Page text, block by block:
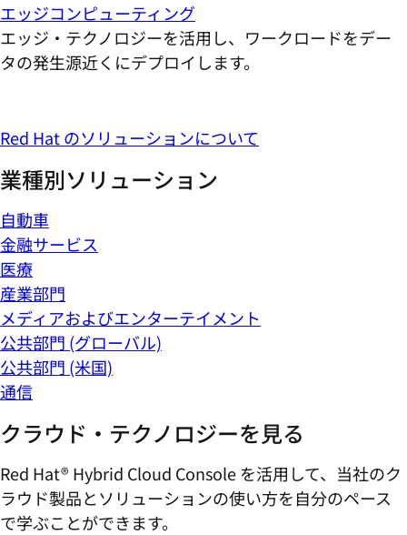
エッジコンピューティング
エッジ・テクノロジーを活用し、ワークロードをデー
タの発生源近くにデプロイします。
Red Hat のソリューションについて
業種別ソリューション
自動車
金融サービス
医療
産業部門
メディアおよびエンターテイメント
公共部門 (グローバル)
公共部門 (米国)
通信
クラウド・テクノロジーを見る
Red Hat® Hybrid Cloud Console を活用して、当社のク
ラウド製品とソリューションの使い方を自分のペース
で学ぶことができます。